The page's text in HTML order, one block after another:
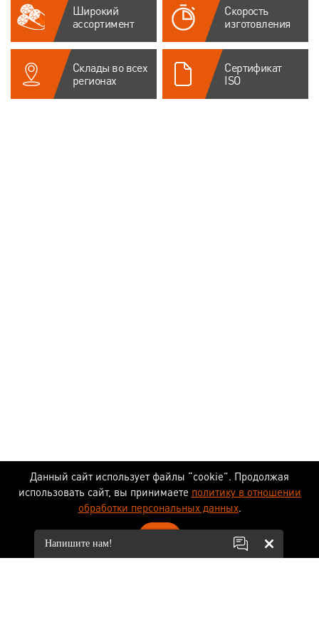
Широкий
ассортимент
Скорость
изготовления
Склады во всех
регионах
Сертификат
ISO
Данный сайт использует файлы “cookie”. Продолжая
использовать сайт, вы принимаете политику в отношении
обработки персональных данных.
Напишите нам!